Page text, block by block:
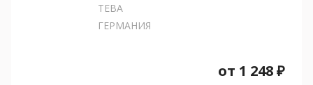
ТЕВА
ГЕРМАНИЯ
от 1 248₽